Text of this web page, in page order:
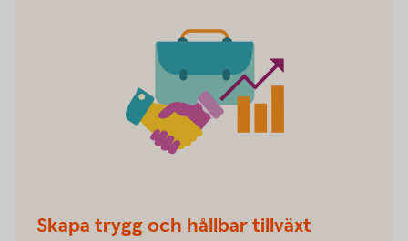
Skapa trygg och hållbar tillväxt